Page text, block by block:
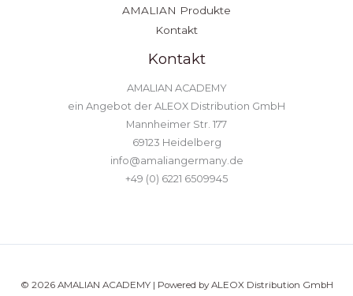
AMALIAN Produkte
Kontakt
Kontakt
AMALIAN ACADEMY
ein Angebot der ALEOX Distribution GmbH
Mannheimer Str. 177
69123 Heidelberg
info@amaliangermany.de
+49 (0) 6221 6509945
© 2026 AMALIAN ACADEMY | Powered by ALEOX Distribution GmbH